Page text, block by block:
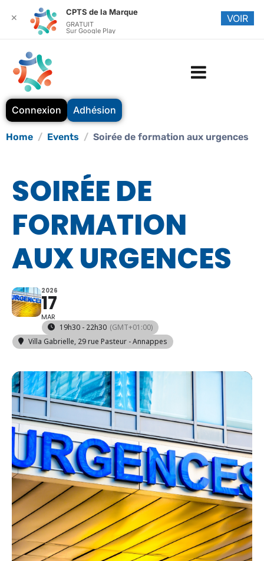
Connexion Adhésion
Home Events Soirée de formation aux urgences
SOIRÉE DE
FORMATION
AUX URGENCES
2026
17
MAR
19h30 - 22h30 (GMT+01:00)
Villa Gabrielle, 29 rue Pasteur - Annappes
✕
CPTS de la Marque
GRATUIT
Sur Google Play
VOIR